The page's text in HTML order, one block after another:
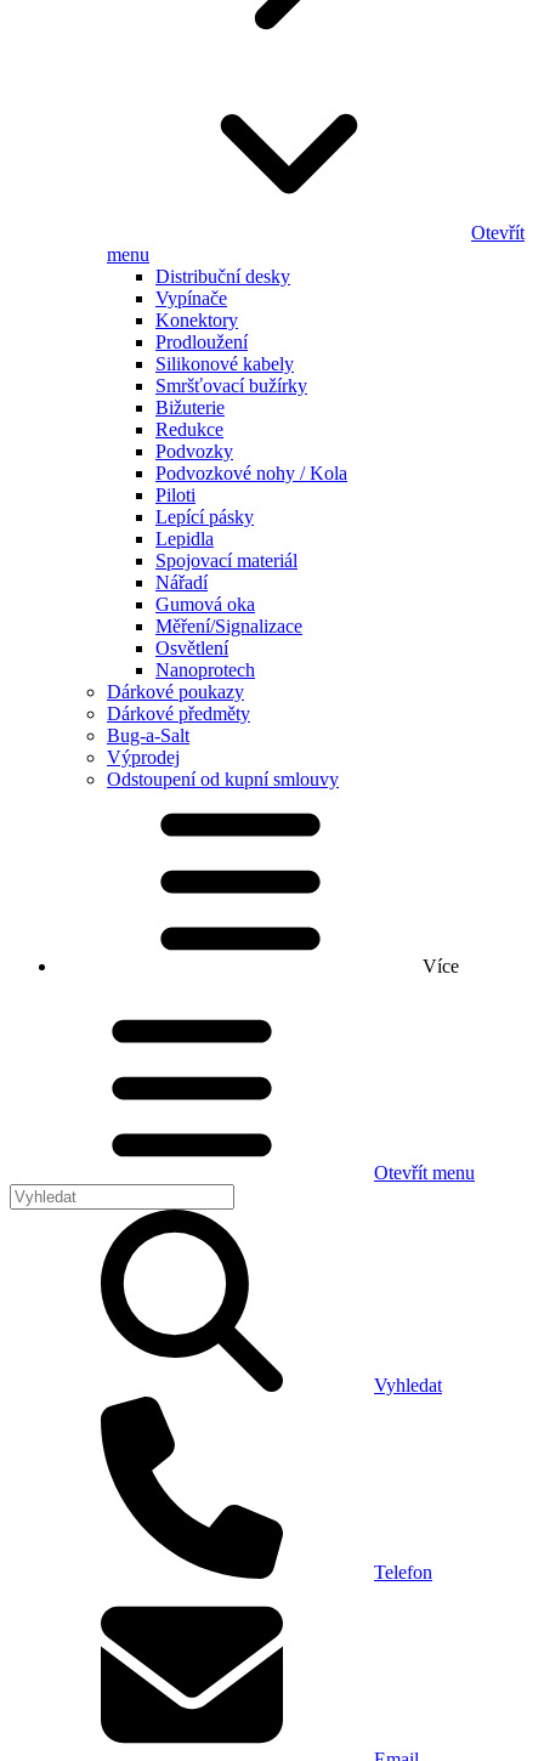
Otevřít
menu
Distribuční desky
Vypínače
Konektory
Prodloužení
Silikonové kabely
Smršťovací bužírky
Bižuterie
Redukce
Podvozky
Podvozkové nohy / Kola
Piloti
Lepící pásky
Lepidla
Spojovací materiál
Nářadí
Gumová oka
Měření/Signalizace
Osvětlení
Nanoprotech
Dárkové poukazy
Dárkové předměty
Bug-a-Salt
Výprodej
Odstoupení od kupní smlouvy
Více
Otevřít menu
Vyhledat
Telefon